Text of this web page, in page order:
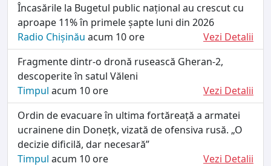
Încasările la Bugetul public național au crescut cu
aproape 11% în primele șapte luni din 2026
Radio Chișinău acum 10 ore
Vezi Detalii
Fragmente dintr-o dronă rusească Gheran-2,
descoperite în satul Văleni
Timpul acum 10 ore
Vezi Detalii
Ordin de evacuare în ultima fortăreață a armatei
ucrainene din Donețk, vizată de ofensiva rusă. „O
decizie dificilă, dar necesară”
Timpul acum 10 ore
Vezi Detalii